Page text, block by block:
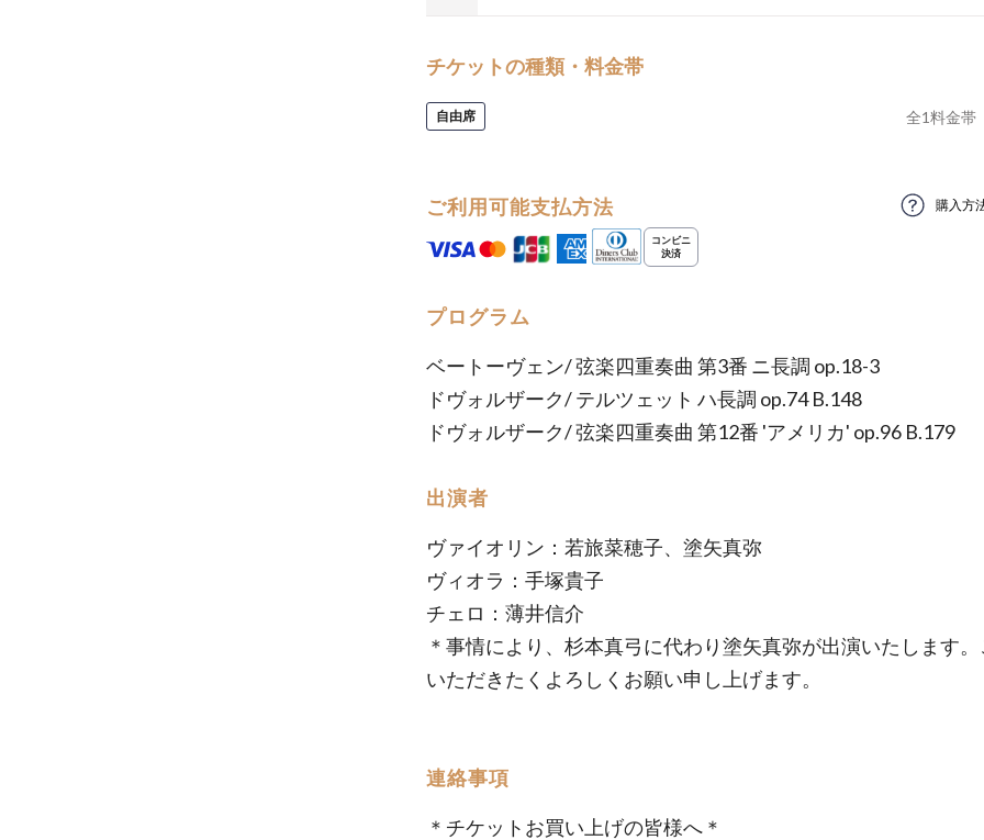
チケットの種類・料金帯
自由席 全1料金帯
ご利用可能支払方法 購入方
プログラム
ベートーヴェン/ 弦楽四重奏曲 第3番 ニ長調 op.18-3
ドヴォルザーク/ テルツェット ハ長調 op.74 B.148
ドヴォルザーク/ 弦楽四重奏曲 第12番 'アメリカ' op.96 B.179
出演者
ヴァイオリン：若旅菜穂子、塗矢真弥
ヴィオラ：手塚貴子
チェロ：薄井信介
＊事情により、杉本真弓に代わり塗矢真弥が出演いたします
いただきたくよろしくお願い申し上げます。
連絡事項
＊チケットお買い上げの皆様へ＊